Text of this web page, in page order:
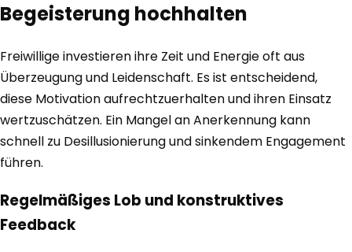
Begeisterung hochhalten
Freiwillige investieren ihre Zeit und Energie oft aus
Überzeugung und Leidenschaft. Es ist entscheidend,
diese Motivation aufrechtzuerhalten und ihren Einsatz
wertzuschätzen. Ein Mangel an Anerkennung kann
schnell zu Desillusionierung und sinkendem Engagement
führen.
Regelmäßiges Lob und konstruktives
Feedback